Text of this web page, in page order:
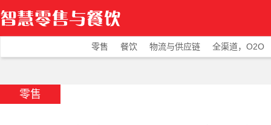
零售 餐饮 物流与供应链 全渠道，O2O
零售